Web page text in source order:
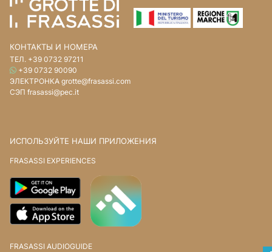
КОНТАКТЫ И НОМЕРА
ТЕЛ. +39 0732 97211
WHATSAPP
+39 0732 90090
ЭЛЕКТРОНКА grotte@frasassi.com
СЭП frasassi@pec.it
ИСПОЛЬЗУЙТЕ НАШИ ПРИЛОЖЕНИЯ
FRASASSI EXPERIENCES
FRASASSI AUDIOGUIDE